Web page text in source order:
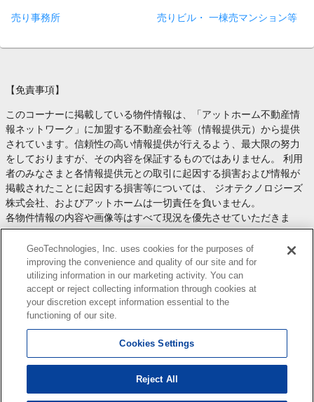
売り事務所 売りビル・ 一棟売マンション等
【免責事項】
このコーナーに掲載している物件情報は、「アットホーム不動産情
報ネットワーク」に加盟する不動産会社等（情報提供元）から提供
されています。信頼性の高い情報提供が行えるよう、最大限の努力
をしておりますが、その内容を保証するものではありません。 利用
者のみなさまと各情報提供元との取引に起因する損害および情報が
掲載されたことに起因する損害等については、 ジオテクノロジーズ
株式会社、およびアットホームは一切責任を負いません。
各物件情報の内容や画像等はすべて現況を優先させていただきま
す。
お取引等（お取引の準備、資金調達等を含みます）の際には、内容
や契約条件等について、 各情報提供元より十分な説明を受け、ご自
身でご確認の上、判断してください。
このコーナーへの物件情報のご掲載、その他不動産業務ソリューシ
ョン等についての不動産会社様のお問合せはこちら
します。
Copyright(c) At Home Co.,Ltd. このサイトに掲載している情報の無断転載を禁止します。著作権
はアットホーム（株）またはその情報提供者に帰属します。
GeoTechnologies, Inc. uses cookies for the purposes of
improving the convenience and quality of our site and for
utilizing information in our marketing activity. You can
accept or reject collecting information through cookies at
your discretion except information essential to the
functioning of our site.
Cookies Settings
Reject All